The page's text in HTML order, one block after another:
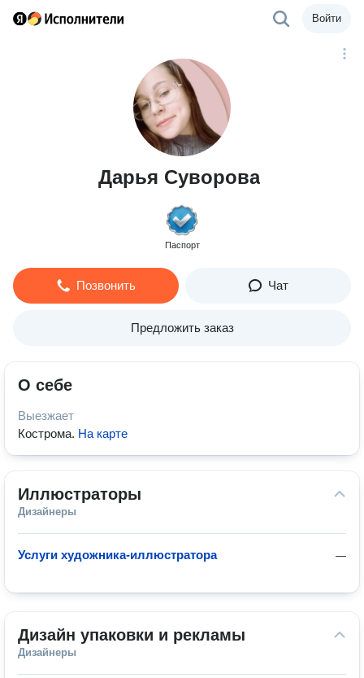
Войти
Дарья Суворова
Паспорт
Позвонить Чат
Предложить заказ
О себе
Выезжает
Кострома. На карте
Иллюстраторы
Дизайнеры
—
Услуги художника-иллюстратора
Дизайн упаковки и рекламы
Дизайнеры